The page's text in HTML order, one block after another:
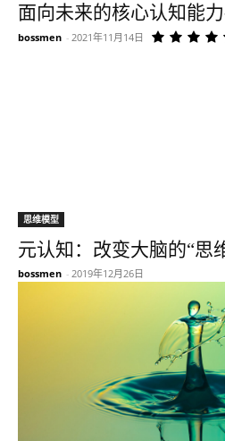
面向未来的核心认知能
bossmen - 2021年11月14日
思维模型
元认知：改变大脑的“思
bossmen - 2019年12月26日